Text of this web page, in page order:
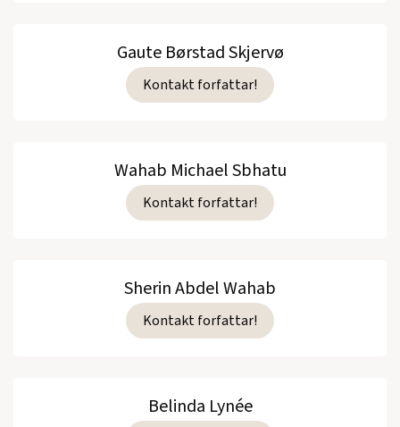
Gaute Børstad Skjervø
Kontakt forfattar!
Wahab Michael Sbhatu
Kontakt forfattar!
Sherin Abdel Wahab
Kontakt forfattar!
Belinda Lynée